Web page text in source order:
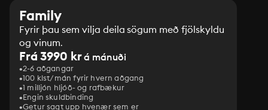
Family
Fyrir þau sem vilja deila sögum með fjölskyldu
og vinum.
Frá 3990 krá mánuði
2-6 aðgangar
100 klst/mán fyrir hvern aðgang
1 milljón hljóð- og rafbækur
‎Engin skuldbinding
Getur sagt upp hvenær sem er